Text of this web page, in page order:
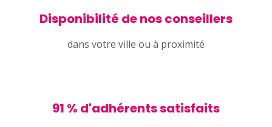
Disponibilité de nos conseillers
dans votre ville ou à proximité
91 % d'adhérents satisfaits